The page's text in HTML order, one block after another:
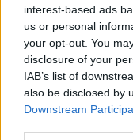
interest-based ads
us or personal
your opt-out. You
disclosure of your
IAB’s list of
also be disclosed by
Downstream
http://gramofon.nava.hu/
A
Az esemény
majd be a
készített tortákat,
álmodott meg. A
megalkotását
Ennek során